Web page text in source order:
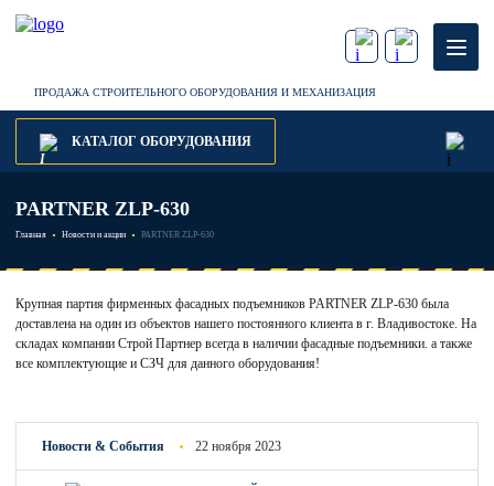
ПРОДАЖА СТРОИТЕЛЬНОГО ОБОРУДОВАНИЯ И МЕХАНИЗАЦИЯ
КАТАЛОГ ОБОРУДОВАНИЯ
PARTNER ZLP-630
Главная Новости и акции PARTNER ZLP-630
Крупная партия фирменных фасадных подъемников PARTNER ZLP-630 была
доставлена на один из объектов нашего постоянного клиента в г. Владивостоке. На
складах компании Строй Партнер всегда в наличии фасадные подъемники. а также
все комплектующие и СЗЧ для данного оборудования!
Новости & Cобытия 22 ноября 2023